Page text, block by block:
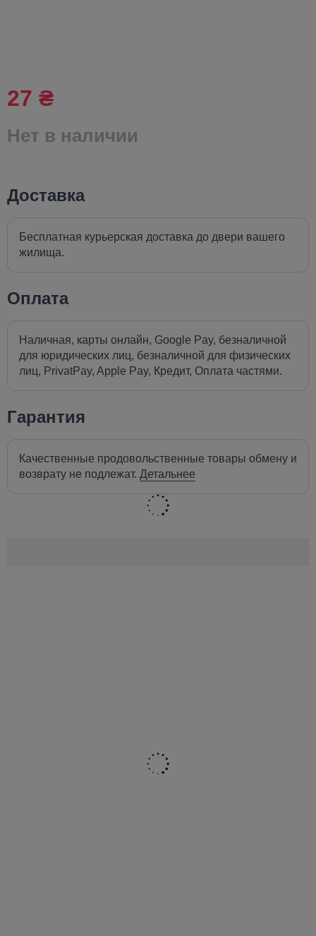
27 ₴
Нет в наличии
Доставка
Бесплатная курьерская доставка до двери вашего
жилища.
Оплата
Наличная, карты онлайн, Google Pay, безналичной
для юридических лиц, безналичной для физических
лиц, PrivatPay, Apple Pay, Кредит, Оплата частями.
Гарантия
Качественные продовольственные товары обмену и
возврату не подлежат. Детальнее